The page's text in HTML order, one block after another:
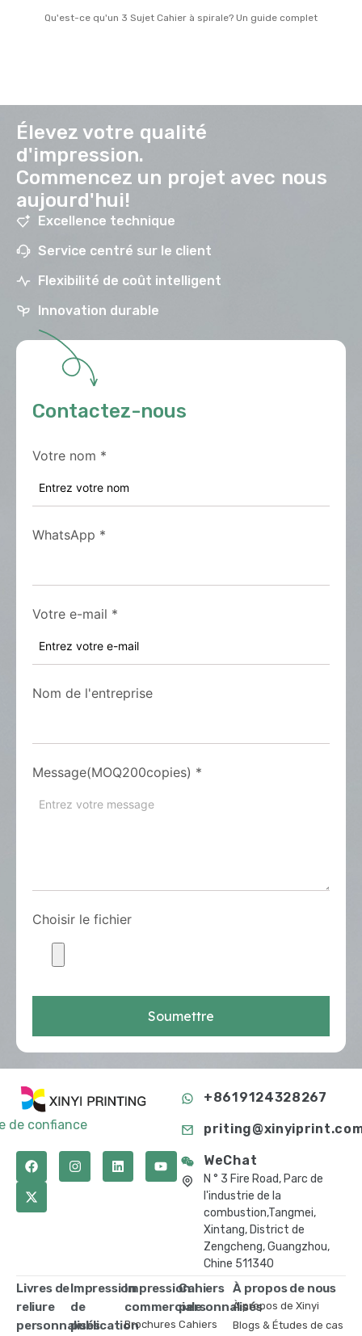
Qu'est-ce qu'un 3 Sujet Cahier à spirale? Un guide complet
Élevez votre qualité
d'impression.
Commencez un projet avec nous
aujourd'hui!
Excellence technique
Service centré sur le client
Flexibilité de coût intelligent
Innovation durable
Contactez-nous
Votre nom *
WhatsApp *
Votre e-mail *
Nom de l'entreprise
Message(MOQ200copies) *
Choisir le fichier
Soumettre
de confiance
+8619124328267
WeChat
N ° 3 Fire Road, Parc de
l'industrie de la
combustion,Tangmei,
Xintang, District de
Zengcheng, Guangzhou,
Chine 511340
Livres de
reliure
personnalisés
Impression
de
publication
Impression
commerciale
Brochures
Cahiers
personnalisés
Cahiers
À propos de nous
À propos de Xinyi
Blogs & Études de cas